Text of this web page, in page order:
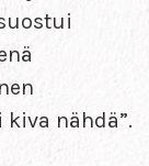
nähdä”.